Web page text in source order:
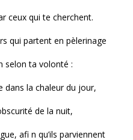
ceux qui te cherchent.
qui partent en pèlerinage
selon ta volonté :
dans la chaleur du jour,
de la nuit,
afi n qu’ils parviennent